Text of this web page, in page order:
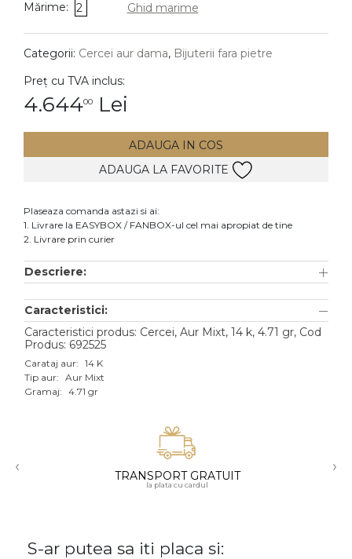
DIAMANTE Vezi toate
Cercei
Accesorii
Aur alb
Aur roz
Aur mixt
18K
Mărime: 2 Ghid marime
Categorii: Cercei aur dama, Bijuterii fara pietre
Preț cu TVA inclus:
4.64400 Lei
ADAUGA IN COS
ADAUGA LA FAVORITE
Plaseaza comanda astazi si ai:
1. Livrare la EASYBOX / FANBOX-ul cel mai apropiat de tine
2. Livrare prin curier
Descriere:
Caracteristici:
Caracteristici produs: Cercei, Aur Mixt, 14 k, 4.71 gr, Cod
Produs: 692525
Carataj aur: 14 K
Tip aur: Aur Mixt
Gramaj: 4.71 gr
‹ TRANSPORT GRATUIT
la plata cu cardul
›
S-ar putea sa iti placa si: